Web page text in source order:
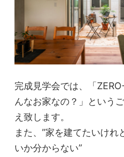
完成見学会では、「
んなお家なの？」という
え致します。
また、”家を建てたいけれ
いか分からない”